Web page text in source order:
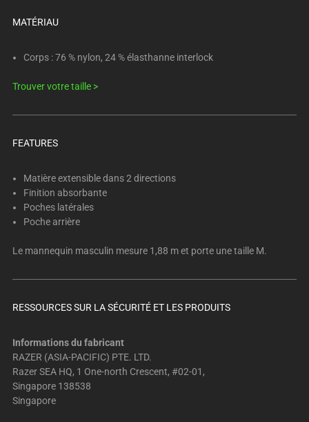
Select
image
change
image
above.
MATÉRIAU
Corps : 76 % nylon, 24 % élasthanne interlock
Trouver votre taille >
FEATURES
Matière extensible dans 2 directions
Finition absorbante
Poches latérales
Poche arrière
Le mannequin masculin mesure 1,88 m et porte une taille M.
RESSOURCES SUR LA SÉCURITÉ ET LES PRODUITS
Informations du fabricant
RAZER (ASIA-PACIFIC) PTE. LTD.
Razer SEA HQ, 1 One-north Crescent, #02-01,
Singapore 138538
Singapore